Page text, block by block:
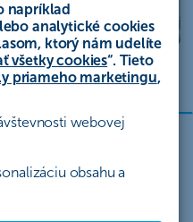
napríklad
analytické cookies
ktorý nám udelíte
všetky cookies“. Tieto
priameho marketingu,
webovej
obsahu a